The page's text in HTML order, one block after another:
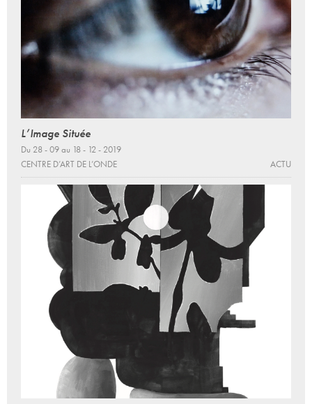
L’Image Située
Du 28 - 09 au 18 - 12 - 2019
CENTRE D’ART DE L’ONDE
ACTU